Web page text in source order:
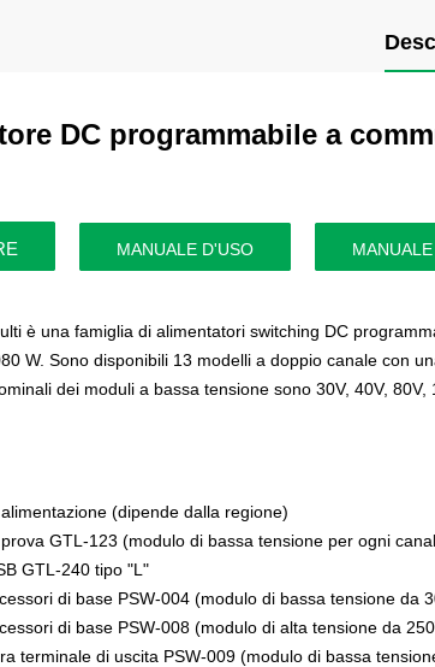
DC programmabile a
MANUALE D'USO
è una famiglia di alimentatori switching DC
W. Sono disponibili 13 modelli a doppio canale con
dei moduli a bassa tensione sono 30V, 40V, 80V,
(dipende dalla regione)
GTL-123 (modulo di bassa tensione per ogni
GTL-240 tipo "L"
di base PSW-004 (modulo di bassa tensione da
di base PSW-008 (modulo di alta tensione da
terminale di uscita PSW-009 (modulo di bassa